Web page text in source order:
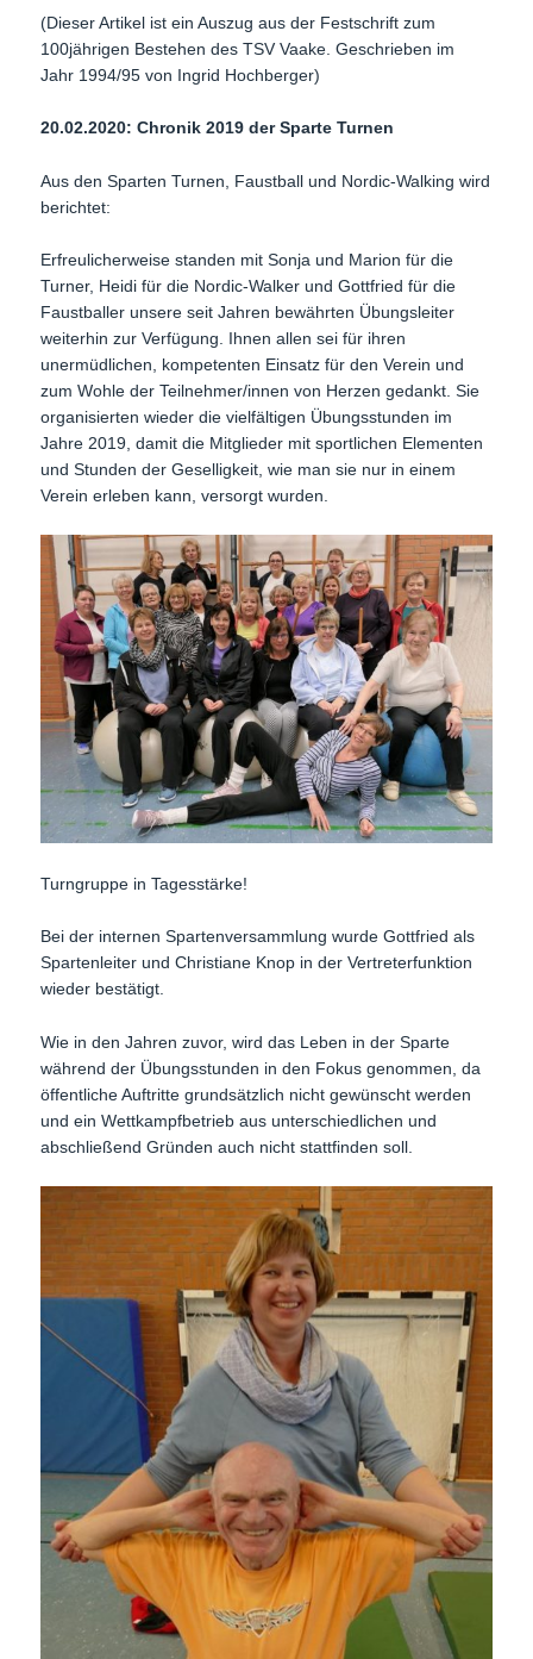
(Dieser Artikel ist ein Auszug aus der Festschrift zum
100jährigen Bestehen des TSV Vaake. Geschrieben im
Jahr 1994/95 von Ingrid Hochberger)
20.02.2020: Chronik 2019 der Sparte Turnen
Aus den Sparten Turnen, Faustball und Nordic-Walking wird
berichtet:
Erfreulicherweise standen mit Sonja und Marion für die
Turner, Heidi für die Nordic-Walker und Gottfried für die
Faustballer unsere seit Jahren bewährten Übungsleiter
weiterhin zur Verfügung. Ihnen allen sei für ihren
unermüdlichen, kompetenten Einsatz für den Verein und
zum Wohle der Teilnehmer/innen von Herzen gedankt. Sie
organisierten wieder die vielfältigen Übungsstunden im
Jahre 2019, damit die Mitglieder mit sportlichen Elementen
und Stunden der Geselligkeit, wie man sie nur in einem
Verein erleben kann, versorgt wurden.
Turngruppe in Tagesstärke!
Bei der internen Spartenversammlung wurde Gottfried als
Spartenleiter und Christiane Knop in der Vertreterfunktion
wieder bestätigt.
Wie in den Jahren zuvor, wird das Leben in der Sparte
während der Übungsstunden in den Fokus genommen, da
öffentliche Auftritte grundsätzlich nicht gewünscht werden
und ein Wettkampfbetrieb aus unterschiedlichen und
abschließend Gründen auch nicht stattfinden soll.